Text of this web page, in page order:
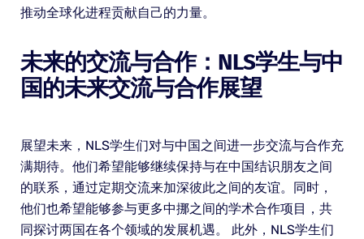
推动全球化进程贡献自己的力量。
未来的交流与合作：NLS学生与中
国的未来交流与合作展望
展望未来，NLS学生们对与中国之间进一步交流与合作充
满期待。他们希望能够继续保持与在中国结识朋友之间
的联系，通过定期交流来加深彼此之间的友谊。同时，
他们也希望能够参与更多中挪之间的学术合作项目，共
同探讨两国在各个领域的发展机遇。 此外，NLS学生们